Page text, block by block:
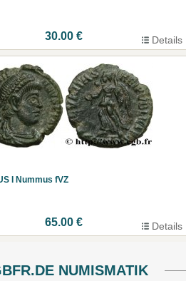
30.00 € Details
I Nummus fVZ
65.00 € Details
NUMISMATIK